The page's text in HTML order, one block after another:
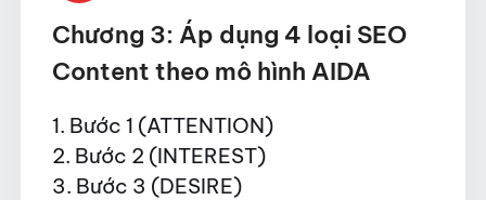
Chương 3: Áp dụng 4 loại SEO
Content theo mô hình AIDA
1. Bước 1 (ATTENTION)
2. Bước 2 (INTEREST)
3. Bước 3 (DESIRE)